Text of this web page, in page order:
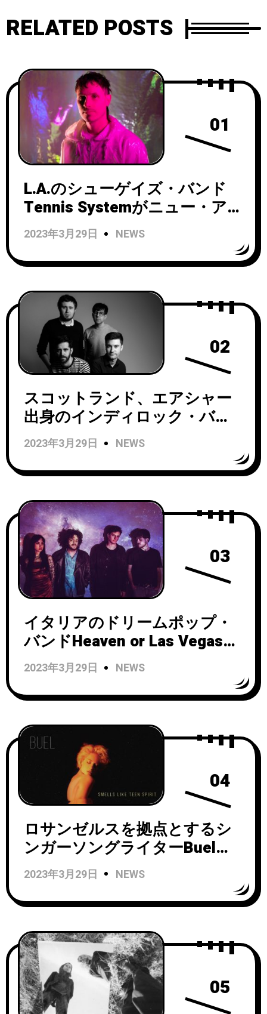
RELATED POSTS
01
L.A.のシューゲイズ・バンド
Tennis Systemがニュー・アル
バム『Autophobia』をリリー
ス！
2023年3月29日 NEWS
02
スコットランド、エアシャー
出身のインディロック・バン
ドMannequin Mannequinがデ
ビューアルバム『Sounds
Strange When I Say It Out
2023年3月29日 NEWS
03
イタリアのドリームポップ・
バンドHeaven or Las Vegasが
「Pop Dream」のMVを公開！
2023年3月29日 NEWS
04
ロサンゼルスを拠点とするシ
ンガーソングライターBuelが
ニルヴァーナの「Smells Like
Teen Spirit」をカバーしたシ
ングルをリリース！
2023年3月29日 NEWS
05